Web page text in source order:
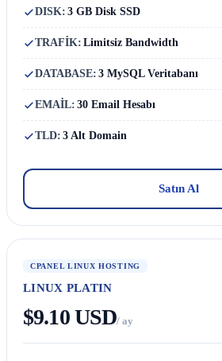
DISK: 3 GB Disk SSD
TRAFİK: Limitsiz Bandwidth
DATABASE: 3 MySQL Veritabanı
EMAİL: 30 Email Hesabı
TLD: 3 Alt Domain
Satın Al
CPANEL LINUX HOSTING
LINUX PLATIN
$9.10 USD/ ay